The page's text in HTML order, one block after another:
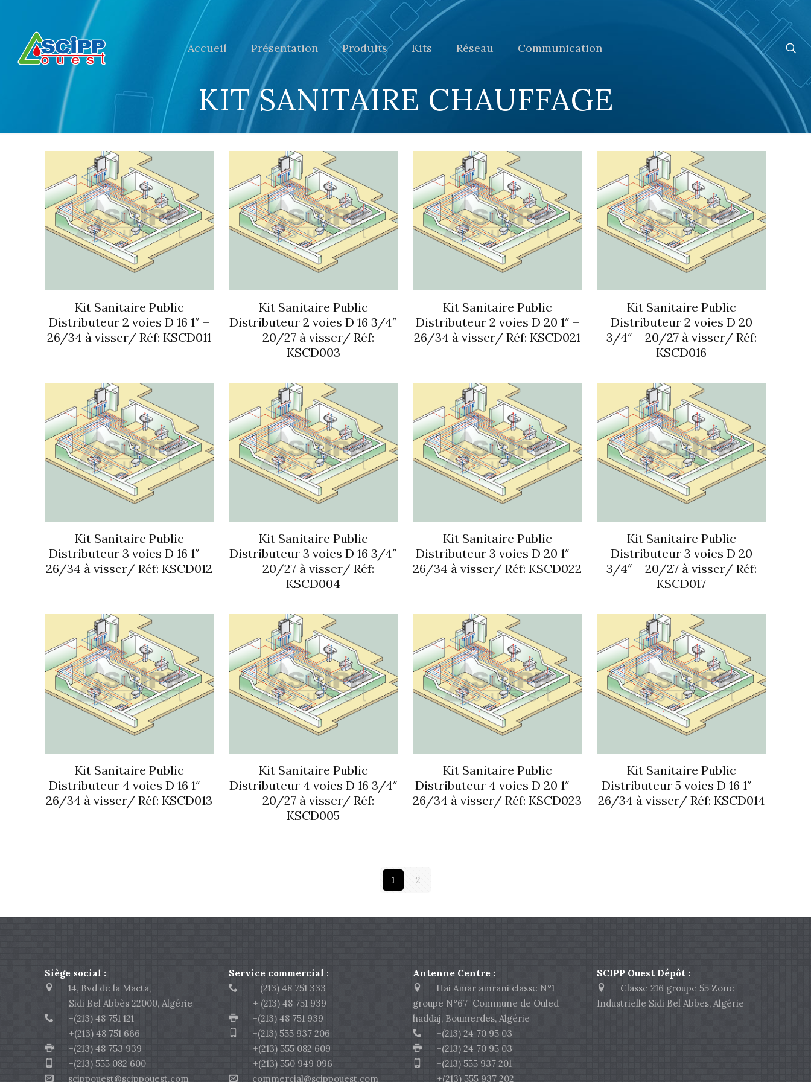
Accueil Présentation Produits Kits Réseau Communication
KIT SANITAIRE CHAUFFAGE
Kit Sanitaire Public
Distributeur 2 voies D 16 1″ –
26/34 à visser/ Réf: KSCD011
Kit Sanitaire Public
Distributeur 2 voies D 16 3/4″
– 20/27 à visser/ Réf:
KSCD003
Kit Sanitaire Public
Distributeur 2 voies D 20 1″ –
26/34 à visser/ Réf: KSCD021
Kit Sanitaire Public
Distributeur 2 voies D 20
3/4″ – 20/27 à visser/ Réf:
KSCD016
Kit Sanitaire Public
Distributeur 3 voies D 16 1″ –
26/34 à visser/ Réf: KSCD012
Kit Sanitaire Public
Distributeur 3 voies D 16 3/4″
– 20/27 à visser/ Réf:
KSCD004
Kit Sanitaire Public
Distributeur 3 voies D 20 1″ –
26/34 à visser/ Réf: KSCD022
Kit Sanitaire Public
Distributeur 3 voies D 20
3/4″ – 20/27 à visser/ Réf:
KSCD017
Kit Sanitaire Public
Distributeur 4 voies D 16 1″ –
26/34 à visser/ Réf: KSCD013
Kit Sanitaire Public
Distributeur 4 voies D 16 3/4″
– 20/27 à visser/ Réf:
KSCD005
Kit Sanitaire Public
Distributeur 4 voies D 20 1″ –
26/34 à visser/ Réf: KSCD023
Kit Sanitaire Public
Distributeur 5 voies D 16 1″ –
26/34 à visser/ Réf: KSCD014
1 2
Siège social :
14, Bvd de la Macta,
Sidi Bel Abbès 22000, Algérie
+(213) 48 751 121
+(213) 48 751 666
+(213) 48 753 939
+(213) 555 082 600
scippouest@scippouest.com
Service commercial :
+ (213) 48 751 333
+ (213) 48 751 939
+(213) 48 751 939
+(213) 555 937 206
+(213) 555 082 609
+(213) 550 949 096
commercial@scippouest.com
Antenne Centre :
Hai Amar amrani classe N°1
groupe N°67 Commune de Ouled
haddaj, Boumerdes, Algérie
+(213) 24 70 95 03
+(213) 24 70 95 03
+(213) 555 937 201
+(213) 555 937 202
SCIPP Ouest Dépôt :
Classe 216 groupe 55 Zone
Industrielle Sidi Bel Abbes, Algérie